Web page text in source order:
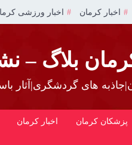
اخبار کرمان اخبار ورزشی
بلاگ –
های گردشگری|آثار
پزشکان کرمان اخبار کرمان